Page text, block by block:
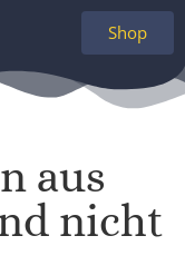
Shop
aus
nicht